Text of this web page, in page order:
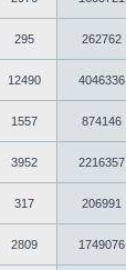
295 262762
12490 4046336
1557 874146
3952 2216357
317 206991
2809 1749076